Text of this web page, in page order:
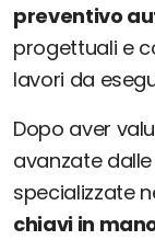
preventivo
progettuali e
lavori da
Dopo aver
avanzate dalle
specializzate
chiavi in